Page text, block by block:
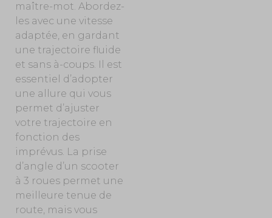
maître-mot. Abordez-
les avec une vitesse
adaptée, en gardant
une trajectoire fluide
et sans à-coups. Il est
essentiel d’adopter
une allure qui vous
permet d’ajuster
votre trajectoire en
fonction des
imprévus. La prise
d’angle d’un scooter
à 3 roues permet une
meilleure tenue de
route, mais vous